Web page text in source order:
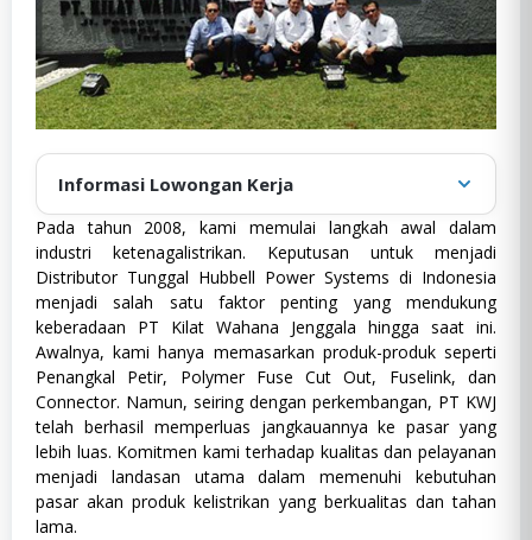
Informasi Lowongan Kerja
Diposting oleh
Tanggal publikasi
: Oktober 13, 2024
Kategori : D3,Fresh Graduate,Full Time,
Semua Jurusan,SWASTAD3,
Fresh
Graduate,
Full
Time,
Semua
Jurusan,
SWASTA
Lokasi : Jawa Barat
Jenis Pekerjaan
:
Full Time
Pendidikan
: D3
Pengalaman
: 0 - 1 Tahun
Pada tahun 2008, kami memulai langkah awal dalam
industri ketenagalistrikan. Keputusan untuk menjadi
Distributor Tunggal Hubbell Power Systems di Indonesia
menjadi salah satu faktor penting yang mendukung
keberadaan PT Kilat Wahana Jenggala hingga saat ini.
Awalnya, kami hanya memasarkan produk-produk seperti
Penangkal Petir, Polymer Fuse Cut Out, Fuselink, dan
Connector. Namun, seiring dengan perkembangan, PT KWJ
telah berhasil memperluas jangkauannya ke pasar yang
lebih luas. Komitmen kami terhadap kualitas dan pelayanan
menjadi landasan utama dalam memenuhi kebutuhan
pasar akan produk kelistrikan yang berkualitas dan tahan
lama.